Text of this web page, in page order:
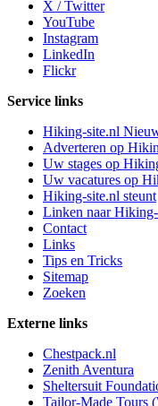
X / Twitter
YouTube
Instagram
LinkedIn
Flickr
Service links
Hiking-site.nl
Adverteren op
Uw stages op
Uw vacatures op
Hiking-site.nl steunt
Linken naar
Contact
Links
Tips en Tricks
Sitemap
Zoeken
Externe links
Chestpack.nl
Zenith Aventura
Sheltersuit
Tailor-Made Tours